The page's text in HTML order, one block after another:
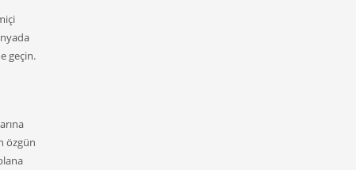
geçin.
özgün